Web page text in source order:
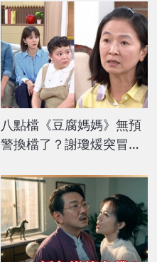
八點檔《豆腐媽媽》無預
警換檔了？謝瓊煖突冒「1